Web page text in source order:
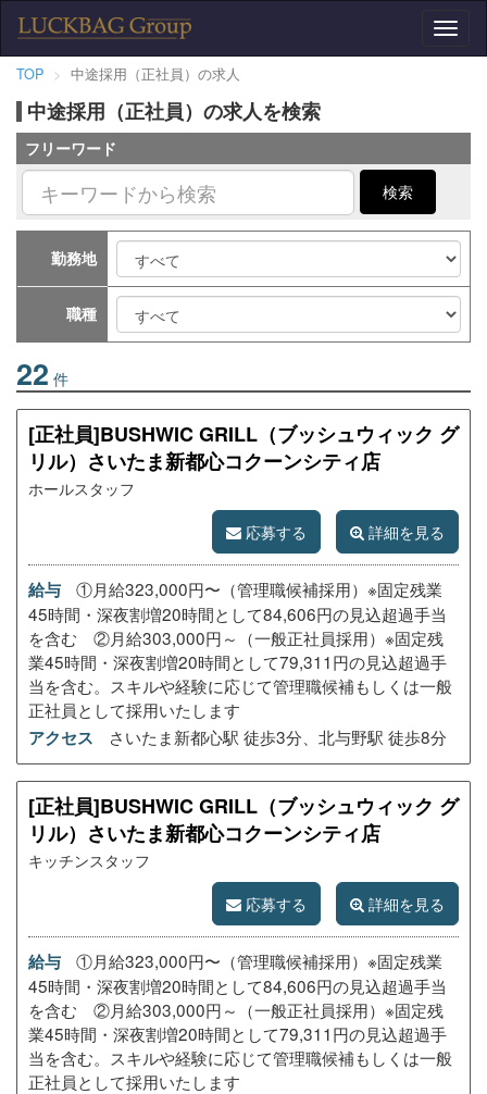
TOP 中途採用（正社員）の求人
中途採用（正社員）の求人を検索
フリーワード
検索
勤務地
職種
22 件
[正社員]BUSHWIC GRILL（ブッシュウィック グ
リル）さいたま新都心コクーンシティ店
ホールスタッフ
応募する
詳細を見る
給与
①月給323,000円〜（管理職候補採用）※固定残業
45時間・深夜割増20時間として84,606円の見込超過手当
を含む ②月給303,000円～（一般正社員採用）※固定残
業45時間・深夜割増20時間として79,311円の見込超過手
当を含む。スキルや経験に応じて管理職候補もしくは一般
正社員として採用いたします
アクセス
さいたま新都心駅 徒歩3分、北与野駅 徒歩8分
[正社員]BUSHWIC GRILL（ブッシュウィック グ
リル）さいたま新都心コクーンシティ店
キッチンスタッフ
応募する
詳細を見る
給与
①月給323,000円〜（管理職候補採用）※固定残業
45時間・深夜割増20時間として84,606円の見込超過手当
を含む ②月給303,000円～（一般正社員採用）※固定残
業45時間・深夜割増20時間として79,311円の見込超過手
当を含む。スキルや経験に応じて管理職候補もしくは一般
正社員として採用いたします